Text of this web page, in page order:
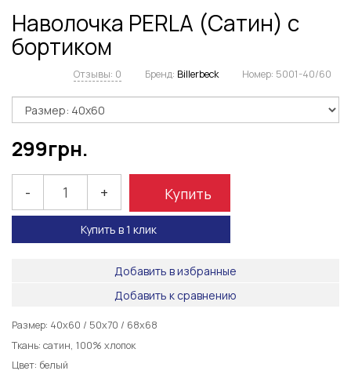
Наволочка PERLA (Сатин) с
бортиком
Отзывы: 0 Бренд: Billerbeck Номер: 5001-40/60
299грн.
- + Купить
Купить в 1 клик
Добавить в избранные
Добавить к сравнению
Размер: 40х60 / 50х70 / 68х68
Ткань: сатин, 100% хлопок
Цвет: белый